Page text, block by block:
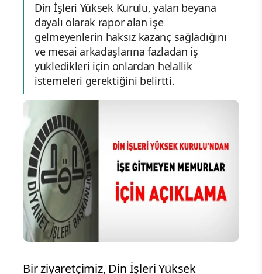
Din İşleri Yüksek Kurulu, yalan beyana
dayalı olarak rapor alan işe
gelmeyenlerin haksız kazanç sağladığını
ve mesai arkadaşlarına fazladan iş
yükledikleri için onlardan helallik
istemeleri gerektiğini belirtti.
Bir ziyaretçimiz, Din İşleri Yüksek